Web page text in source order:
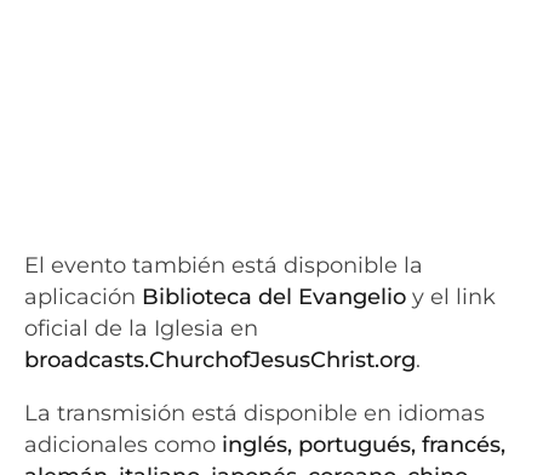
El evento también está disponible la
aplicación Biblioteca del Evangelio y el link
oficial de la Iglesia en
broadcasts.ChurchofJesusChrist.org.
La transmisión está disponible en idiomas
adicionales como inglés, portugués, francés,